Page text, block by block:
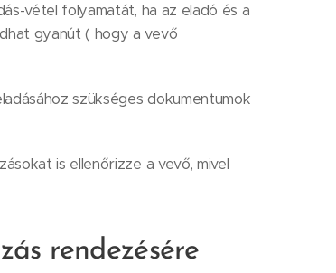
vétel folyamatát, ha az eladó és a
gyanút ( hogy a vevő
szükséges dokumentumok
is ellenőrizze a vevő, mivel
rendezésére